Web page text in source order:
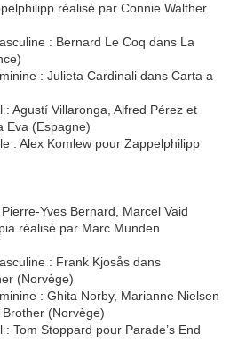
réalisé par Connie Walther
: Bernard Le Coq dans La
: Julieta Cardinali dans Carta a
Agustí Villaronga, Alfred Pérez et
Eva (Espagne)
: Alex Komlew pour Zappelphilipp
Yves Bernard, Marcel Vaid
réalisé par Marc Munden
: Frank Kjosås dans
(Norvège)
: Ghita Norby, Marianne Nielsen
(Norvège)
Tom Stoppard pour Parade’s End